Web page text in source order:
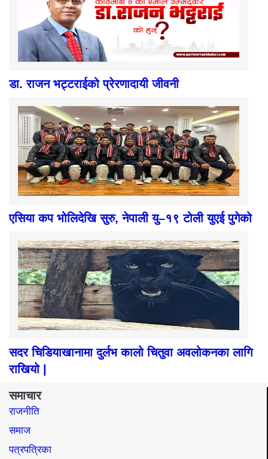
डा. राजन भट्टराईको प्रेरणादायी जीवनी
एसिया कप भोलिदेखि सुरु, नेपाली यु–१९ टोली युएई पुगेको
सदर चिडियाखानामा दुर्लभ कालो चितुवा अवलोकनका लागि
राखियो |
समाचार
राजनीति
समाज​
पत्रपत्रिका